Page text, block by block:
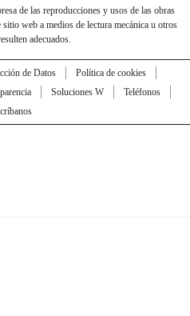
de las reproducciones y usos de las obras
web a medios de lectura mecánica u otros
adecuados.
de Datos
Política de cookies
Soluciones W
Teléfonos